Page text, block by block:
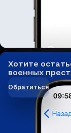
Хотите
военных
Обратиться